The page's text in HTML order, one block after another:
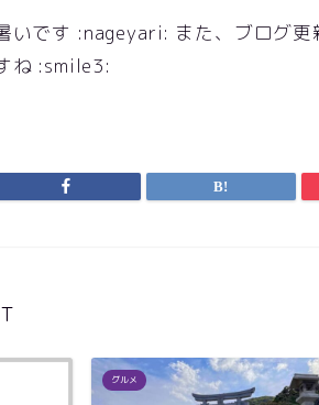
いです :nageyari: また、ブログ更
ね :smile3:
グルメ